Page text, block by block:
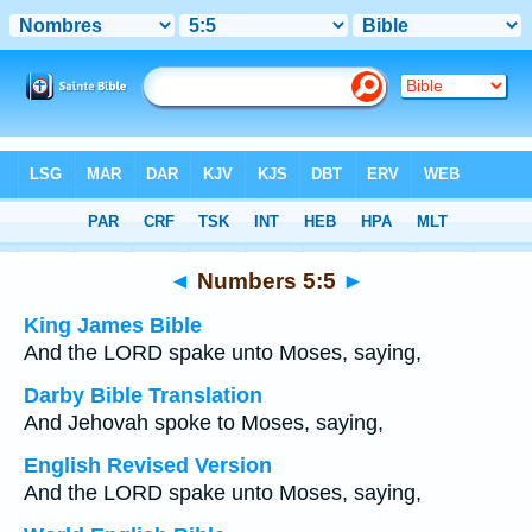
> Numbers 5:5
◄ Numbers 5:5 ►
King James Bible
And the LORD spake unto Moses, saying,
Darby Bible Translation
And Jehovah spoke to Moses, saying,
English Revised Version
And the LORD spake unto Moses, saying,